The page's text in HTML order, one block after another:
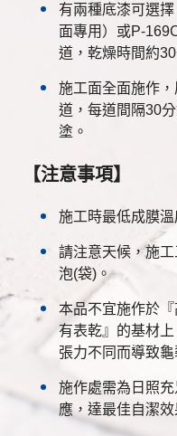
有兩種底漆可選
面專用）或P-
道，乾燥時間約30
施工面全面施作
道，每道間隔30
塗。
【注意事項】
施工時最低成膜溫
請注意天候，施
泡(袋)。
本品不宜施作於
有表乾』的基材
張力不同而導致龜
施作處需為日照
應，達最佳自潔效